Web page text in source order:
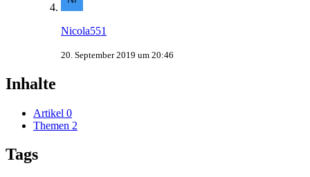
Nicola551
20. September 2019 um 20:46
Inhalte
Artikel 0
Themen 2
Tags